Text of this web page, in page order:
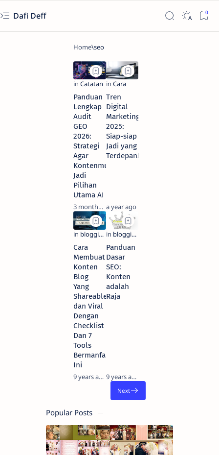
Dafi Deff
Panduan
Lengkap
Audit
GEO
2026:
Strategi
Agar
Kontenmu
Jadi
Pilihan
Utama AI
3 months ago
Tren
Digital
Marketing
2025:
Siap-siap
Jadi yang
Terdepan!
a year ago
Cara
Membuat
Konten
Blog
Yang
Shareable
dan Viral
Dengan
Checklist
Dan 7
Tools
Bermanfaat
Ini
9 years ago
Panduan
Dasar
SEO:
Konten
adalah
Raja
9 years ago
Popular Posts